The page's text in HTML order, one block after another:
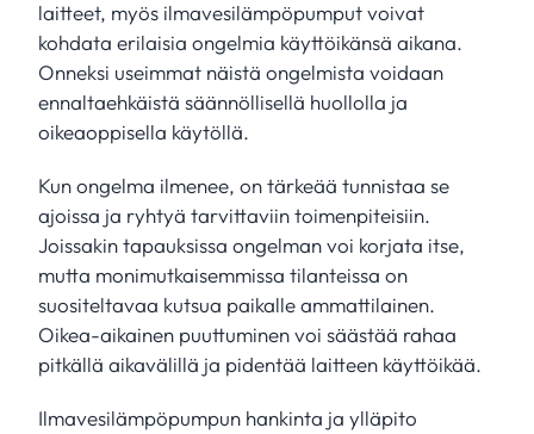
laitteet, myös ilmavesilämpöpumput voivat
kohdata erilaisia ongelmia käyttöikänsä aikana.
Onneksi useimmat näistä ongelmista voidaan
ennaltaehkäistä säännöllisellä huollolla ja
oikeaoppisella käytöllä.
Kun ongelma ilmenee, on tärkeää tunnistaa se
ajoissa ja ryhtyä tarvittaviin toimenpiteisiin.
Joissakin tapauksissa ongelman voi korjata itse,
mutta monimutkaisemmissa tilanteissa on
suositeltavaa kutsua paikalle ammattilainen.
Oikea-aikainen puuttuminen voi säästää rahaa
pitkällä aikavälillä ja pidentää laitteen käyttöikää.
Ilmavesilämpöpumpun hankinta ja ylläpito